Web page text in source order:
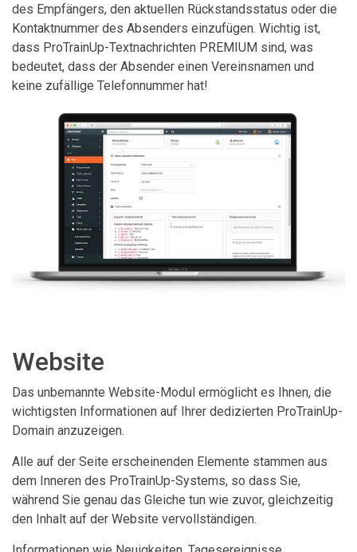
des Empfängers, den aktuellen Rückstandsstatus oder die
Kontaktnummer des Absenders einzufügen. Wichtig ist,
dass ProTrainUp-Textnachrichten PREMIUM sind, was
bedeutet, dass der Absender einen Vereinsnamen und
keine zufällige Telefonnummer hat!
Website
Das unbemannte Website-Modul ermöglicht es Ihnen, die
wichtigsten Informationen auf Ihrer dedizierten ProTrainUp-
Domain anzuzeigen.
Alle auf der Seite erscheinenden Elemente stammen aus
dem Inneren des ProTrainUp-Systems, so dass Sie,
während Sie genau das Gleiche tun wie zuvor, gleichzeitig
den Inhalt auf der Website vervollständigen.